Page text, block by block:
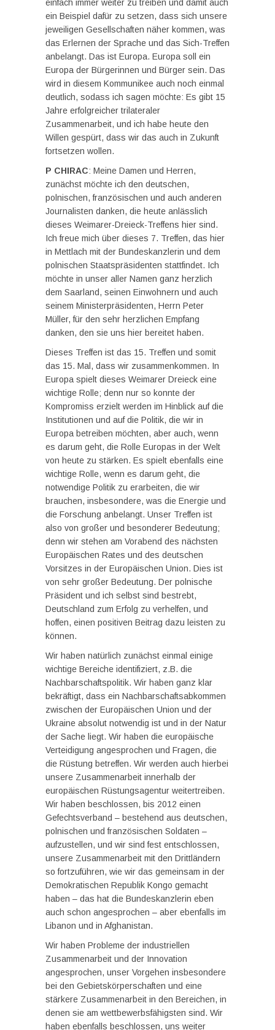
einfach immer weiter zu treiben und damit auch
ein Beispiel dafür zu setzen, dass sich unsere
jeweiligen Gesellschaften näher kommen, was
das Erlernen der Sprache und das Sich-Treffen
anbelangt. Das ist Europa. Europa soll ein
Europa der Bürgerinnen und Bürger sein. Das
wird in diesem Kommunikee auch noch einmal
deutlich, sodass ich sagen möchte: Es gibt 15
Jahre erfolgreicher trilateraler
Zusammenarbeit, und ich habe heute den
Willen gespürt, dass wir das auch in Zukunft
fortsetzen wollen.
P CHIRAC: Meine Damen und Herren,
zunächst möchte ich den deutschen,
polnischen, französischen und auch anderen
Journalisten danken, die heute anlässlich
dieses Weimarer-Dreieck-Treffens hier sind.
Ich freue mich über dieses 7. Treffen, das hier
in Mettlach mit der Bundeskanzlerin und dem
polnischen Staatspräsidenten stattfindet. Ich
möchte in unser aller Namen ganz herzlich
dem Saarland, seinen Einwohnern und auch
seinem Ministerpräsidenten, Herrn Peter
Müller, für den sehr herzlichen Empfang
danken, den sie uns hier bereitet haben.
Dieses Treffen ist das 15. Treffen und somit
das 15. Mal, dass wir zusammenkommen. In
Europa spielt dieses Weimarer Dreieck eine
wichtige Rolle; denn nur so konnte der
Kompromiss erzielt werden im Hinblick auf die
Institutionen und auf die Politik, die wir in
Europa betreiben möchten, aber auch, wenn
es darum geht, die Rolle Europas in der Welt
von heute zu stärken. Es spielt ebenfalls eine
wichtige Rolle, wenn es darum geht, die
notwendige Politik zu erarbeiten, die wir
brauchen, insbesondere, was die Energie und
die Forschung anbelangt. Unser Treffen ist
also von großer und besonderer Bedeutung;
denn wir stehen am Vorabend des nächsten
Europäischen Rates und des deutschen
Vorsitzes in der Europäischen Union. Dies ist
von sehr großer Bedeutung. Der polnische
Präsident und ich selbst sind bestrebt,
Deutschland zum Erfolg zu verhelfen, und
hoffen, einen positiven Beitrag dazu leisten zu
können.
Wir haben natürlich zunächst einmal einige
wichtige Bereiche identifiziert, z.B. die
Nachbarschaftspolitik. Wir haben ganz klar
bekräftigt, dass ein Nachbarschaftsabkommen
zwischen der Europäischen Union und der
Ukraine absolut notwendig ist und in der Natur
der Sache liegt. Wir haben die europäische
Verteidigung angesprochen und Fragen, die
die Rüstung betreffen. Wir werden auch hierbei
unsere Zusammenarbeit innerhalb der
europäischen Rüstungsagentur weitertreiben.
Wir haben beschlossen, bis 2012 einen
Gefechtsverband – bestehend aus deutschen,
polnischen und französischen Soldaten –
aufzustellen, und wir sind fest entschlossen,
unsere Zusammenarbeit mit den Drittländern
so fortzuführen, wie wir das gemeinsam in der
Demokratischen Republik Kongo gemacht
haben – das hat die Bundeskanzlerin eben
auch schon angesprochen – aber ebenfalls im
Libanon und in Afghanistan.
Wir haben Probleme der industriellen
Zusammenarbeit und der Innovation
angesprochen, unser Vorgehen insbesondere
bei den Gebietskörperschaften und eine
stärkere Zusammenarbeit in den Bereichen, in
denen sie am wettbewerbsfähigsten sind. Wir
haben ebenfalls beschlossen, uns weiter